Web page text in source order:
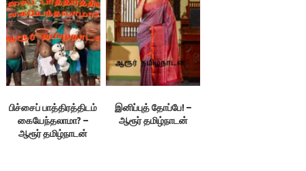
பிச்சைப் பாத்திரத்திடம்
கையேந்தலாமா? –
ஆரூர் தமிழ்நாடன்
இனிப்புத் தோப்பே! –
ஆரூர் தமிழ்நாடன்